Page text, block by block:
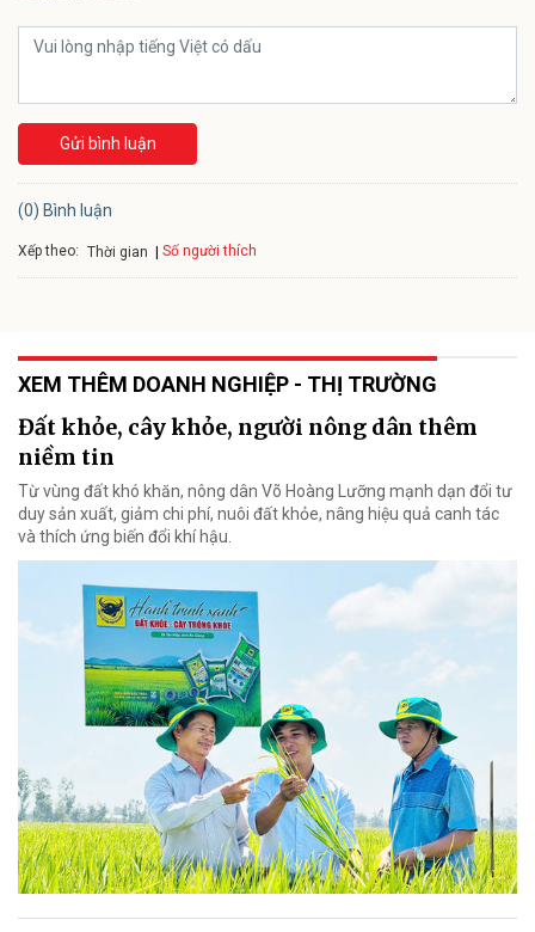
Gửi bình luận
(0) Bình luận
Xếp theo: Thời gian Số người thích
XEM THÊM DOANH NGHIỆP - THỊ TRƯỜNG
Đất khỏe, cây khỏe, người nông dân thêm
niềm tin
Từ vùng đất khó khăn, nông dân Võ Hoàng Lưỡng mạnh dạn đổi tư
duy sản xuất, giảm chi phí, nuôi đất khỏe, nâng hiệu quả canh tác
và thích ứng biến đổi khí hậu.